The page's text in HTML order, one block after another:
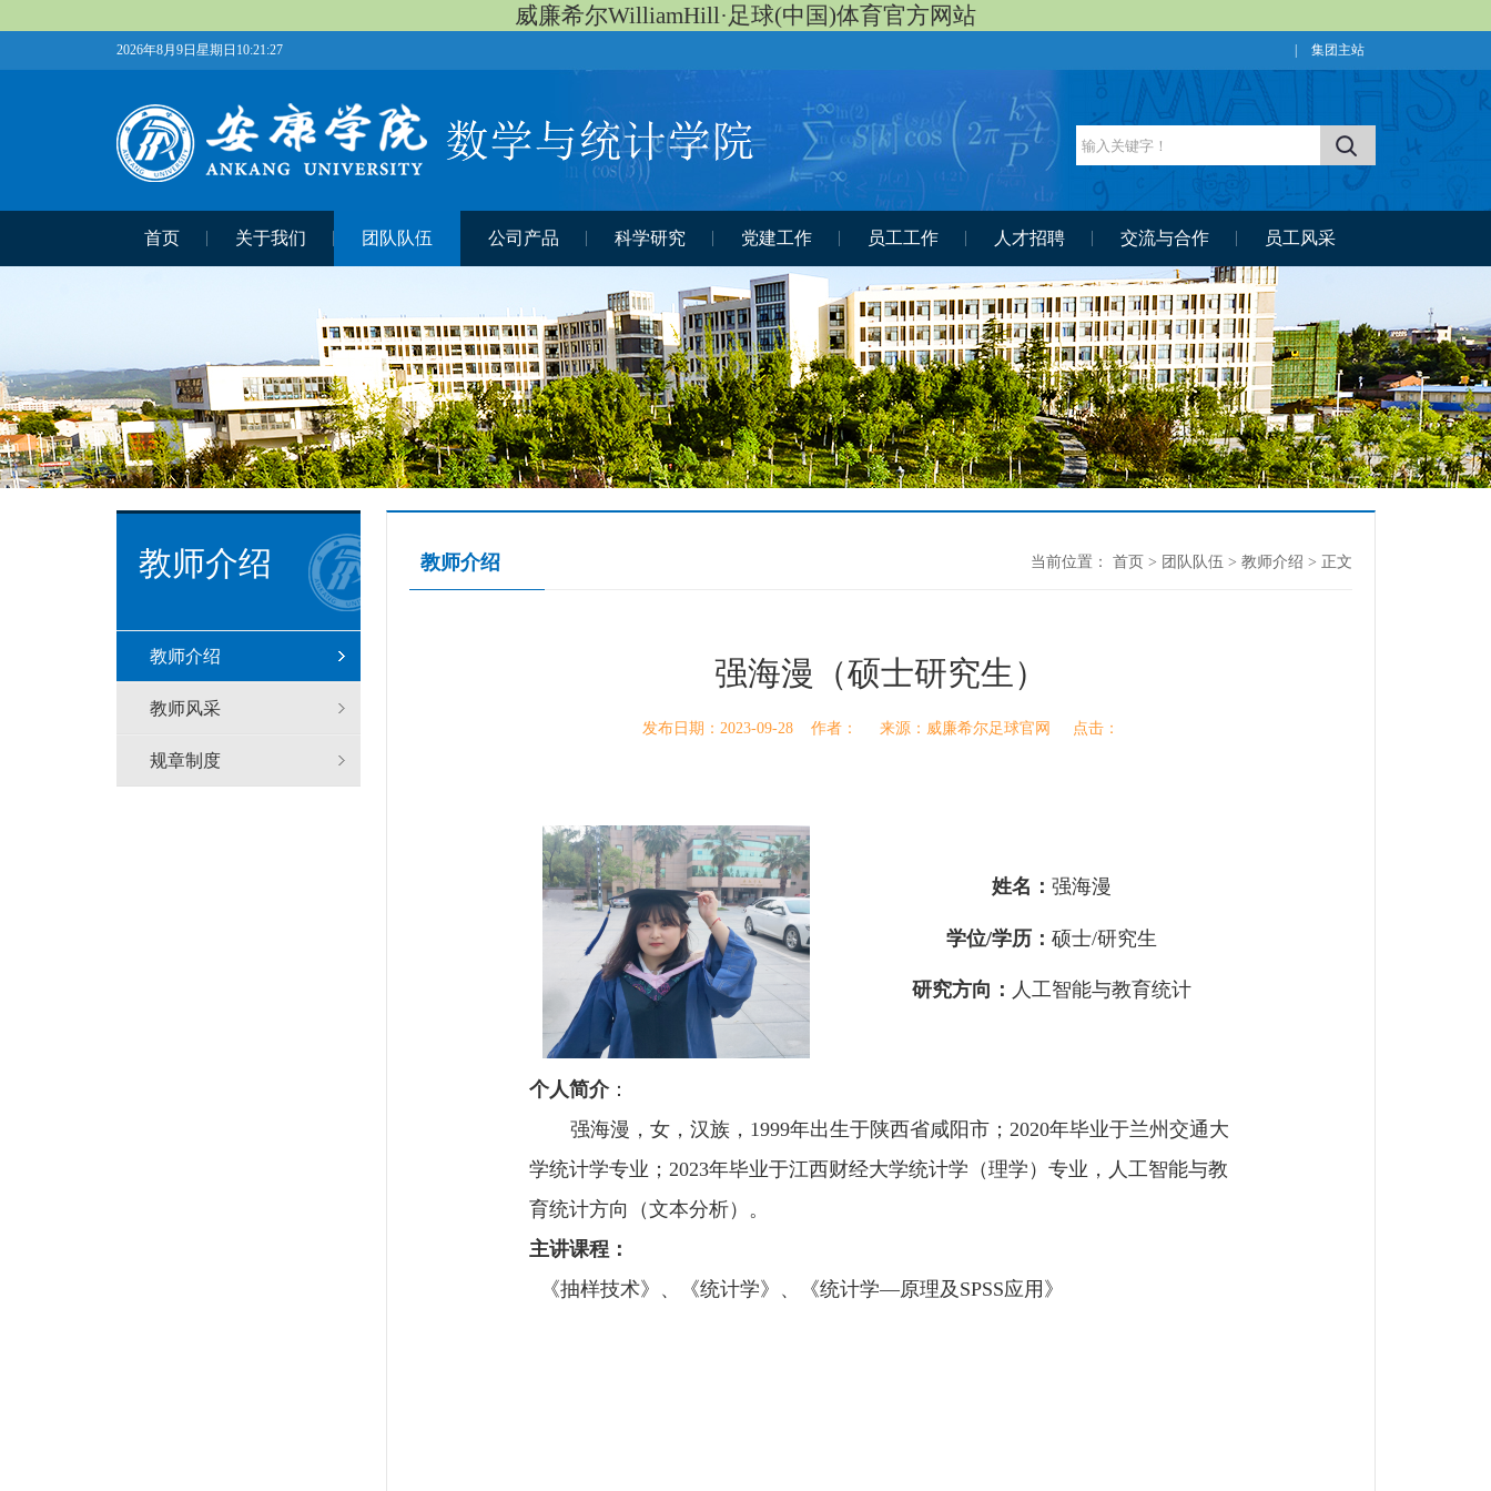
威廉希尔WilliamHill·足球(中国)体育官方网站
2026年8月9日星期日10:21:28 集团主站
首页 关于我们 团队队伍 公司产品 科学研究 党建工作 员工工作 人才招聘 交流与合作 员工风采
教师介绍
教师介绍
教师风采
规章制度
教师介绍 当前位置： 首页 > 团队队伍 > 教师介绍 > 正文
强海漫（硕士研究生）
发布日期：2023-09-28 作者： 来源：威廉希尔足球官网 点击：
姓名： 强海漫
学位/学历： 硕士/研究生
研究方向： 人工智能与教育统计
个人简介：
强海漫，女，汉族， 1999年出生于陕西省咸阳市；2020年毕业于兰州交通大
学统计学专业； 2023年毕业于江西财经大学统计学（理学）专业，人工智能与教
育统计方向（文本分析）。
主讲课程：
《抽样技术》、《统计学》、《统计学—原理及 SPSS应用》